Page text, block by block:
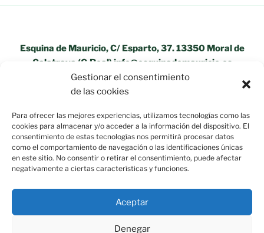
Gestionar el consentimiento
de las cookies
Para ofrecer las mejores experiencias, utilizamos tecnologías como las
cookies para almacenar y/o acceder a la información del dispositivo. El
consentimiento de estas tecnologías nos permitirá procesar datos
como el comportamiento de navegación o las identificaciones únicas
en este sitio. No consentir o retirar el consentimiento, puede afectar
negativamente a ciertas características y funciones.
Aceptar
Denegar
Esquina de Mauricio, C/ Esparto, 37. 13350 Moral de
Calatrava (C.Real) info@esquinademauricio.es
«Aviso Legal»